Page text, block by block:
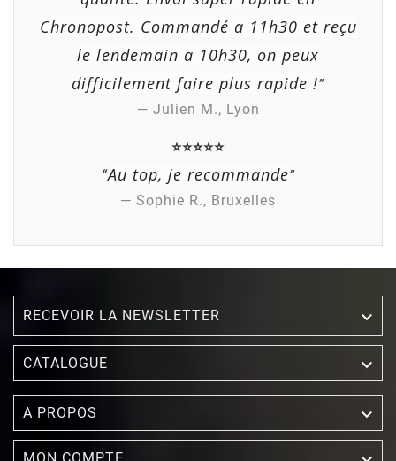
Chronopost. Commandé a 11h30 et reçu
le lendemain a 10h30, on peux
difficilement faire plus rapide !”
— Julien M., Lyon
⭐⭐⭐⭐⭐
“Au top, je recommande”
— Sophie R., Bruxelles
RECEVOIR LA NEWSLETTER 
CATALOGUE 
A PROPOS 